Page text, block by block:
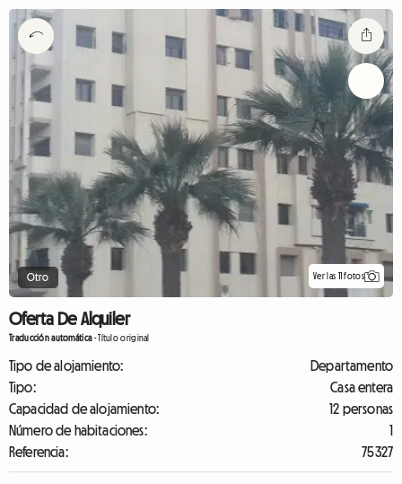
Otro Ver las 11 fotos
Oferta De Alquiler
Traducción automática-Título original
Tipo de alojamiento:
Departamento
Tipo:
Casa entera
Capacidad de alojamiento:
12 personas
Número de habitaciones:
1
Referencia:
75327